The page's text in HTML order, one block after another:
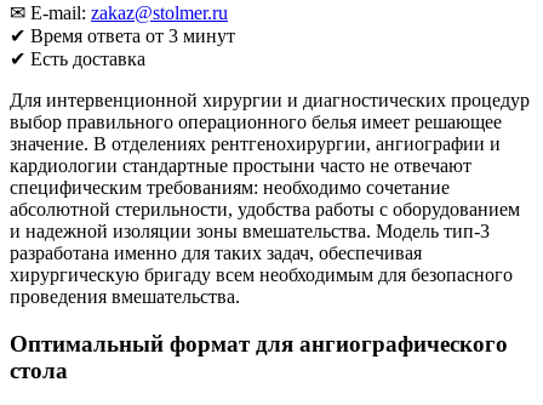
✉ E-mail: zakaz@stolmer.ru
✔ Время ответа от 3 минут
✔ Есть доставка
Для интервенционной хирургии и диагностических процедур
выбор правильного операционного белья имеет решающее
значение. В отделениях рентгенохирургии, ангиографии и
кардиологии стандартные простыни часто не отвечают
специфическим требованиям: необходимо сочетание
абсолютной стерильности, удобства работы с оборудованием
и надежной изоляции зоны вмешательства. Модель тип-3
разработана именно для таких задач, обеспечивая
хирургическую бригаду всем необходимым для безопасного
проведения вмешательства.
Оптимальный формат для ангиографического
стола